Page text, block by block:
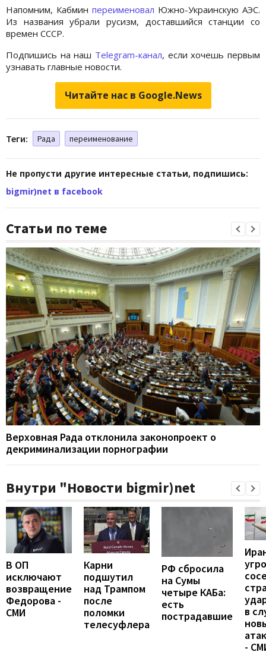
Напомним, Кабмин переименовал Южно-Украинскую АЭС.
Из названия убрали русизм, доставшийся станции со
времен СССР.
Подпишись на наш Telegram-канал, если хочешь первым
узнавать главные новости.
Читайте нас в Google.News
Теги: Рада переименование
Не пропусти другие интересные статьи, подпишись:
bigmir)net в facebook
Статьи по теме
Верховная Рада отклонила законопроект о
декриминализации порнографии
Внутри "Новости bigmir)net
В ОП
исключают
возвращение
Федорова -
СМИ
Карни
подшутил
над Трампом
после
поломки
телесуфлера
РФ сбросила
на Сумы
четыре КАБа:
есть
пострадавшие
в
-